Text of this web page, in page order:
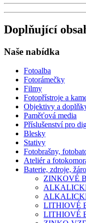
Doplňující
Naše nabídka
Fotoalba
Fotorámečky
Filmy
Fotopřístroje a
Objektivy a
Paměťová media
Příslušenství pro
Blesky
Stativy
Fotobrašny,
Ateliér a
Baterie, zdroje,
ZINKOVÉ
LITHIOVÉ
LITHIOVÉ